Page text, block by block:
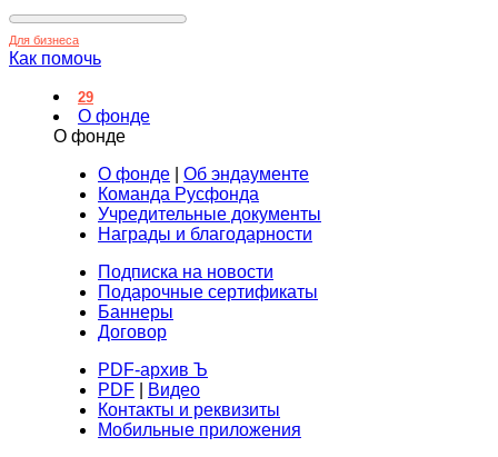
Для бизнеса
Как помочь
29
О фонде
О фонде
О фонде
Об эндаументе
Команда Русфонда
Учредительные документы
Награды и благодарности
Подписка на новости
Подарочные сертификаты
Баннеры
Договор
PDF-архив Ъ
PDF
Видео
Контакты и реквизиты
Мобильные приложения